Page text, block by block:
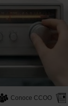
Conoce CCOO